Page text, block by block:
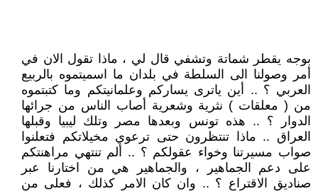
بوجه يقطر شماتة وتشفي قال لي ، ماذا تقول الان في
أمر وصولنا الى السلطة في بلدان ما اسميتموه بالربيع
العربي ؟ .. أين ياترى يساركم وعلمانيتكم وما كتبتموه
من ( معلقات ) نثرية وشعرية أصاب الناس من جرائها
الدوار ؟ .. هذه تونس وبعدها مصر وتلك ليبيا وقبلها
العراق .. ماذا تنتظرون حتى ترعوي مخيلاتكم فتعلنوا
صواب مسيرتنا وخواء عقولكم ؟ .. ألم تنتهي مراهنتكم
على دعم الجماهير ، والجماهير هي من اختارنا عبر
صناديق الاقتراع ؟ .. وان كان الامر كذلك ، فعلى من